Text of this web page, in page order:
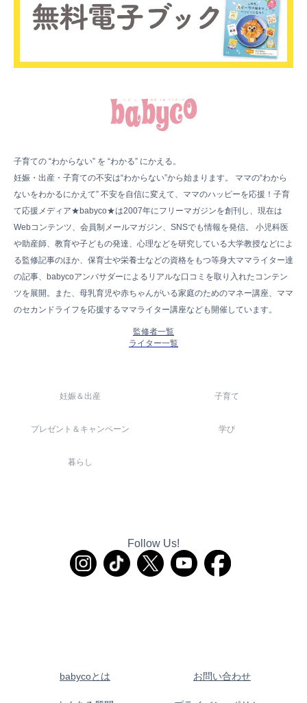
子育ての “わからない” を “わかる” にかえる。
妊娠・出産・子育ての不安は“わからない”から始まります。 ママの“わから
ないをわかるにかえて” 不安を自信に変えて、ママのハッピーを応援！子育
て応援メディア★babyco★は2007年にフリーマガジンを創刊し、現在は
Webコンテンツ、会員制メールマガジン、SNSでも情報を発信。 小児科医
や助産師、教育や子どもの発達、心理などを研究している大学教授などによ
る監修記事のほか、保育士や栄養士などの資格をもつ等身大ママライター達
の記事、babycoアンバサダーによるリアルな口コミを取り入れたコンテン
ツを展開。また、母乳育児や赤ちゃんがいる家庭のためのマネー講座、ママ
のセカンドライフを応援するママライター講座なども開催しています。
監修者一覧
ライター一覧
妊娠＆出産 子育て
プレゼント＆キャンペーン 学び
暮らし
Follow Us!
babycoとは お問い合わせ